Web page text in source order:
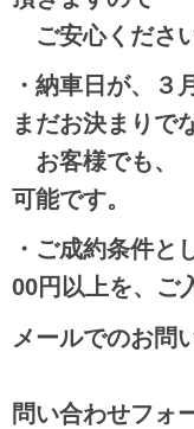
ご安心ください
・納車日が、３
まだお決まりで
お客様でも、
可能です。
・ご成約条件と
00円以上を、 ご
メールでのお問
問い合わせフ